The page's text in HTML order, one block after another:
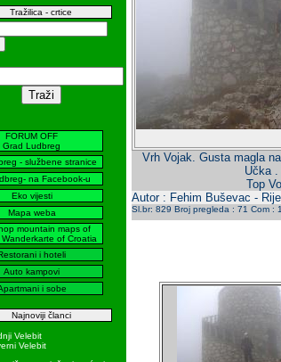
Tražilica - crtice
FORUM OFF
Grad Ludbreg
- službene stranice
na Facebook-u
Eko vijesti
Mapa weba
mountain maps of
of Croatia
i hoteli
Auto kampovi
i sobe
Najnoviji članci
Velebit
Velebit
Vrh Vojak. Gusta magla
Učka .
Top
Autor : Fehim Buševac -
Sl.br: 829 Broj pregleda : 71 Com : 1